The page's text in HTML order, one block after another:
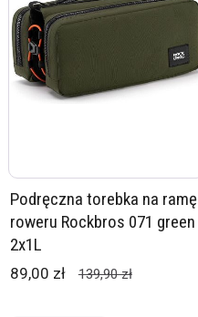
Podręczna torebka na ramę
roweru Rockbros 071 green
2x1L
89,00 zł 139,90 zł